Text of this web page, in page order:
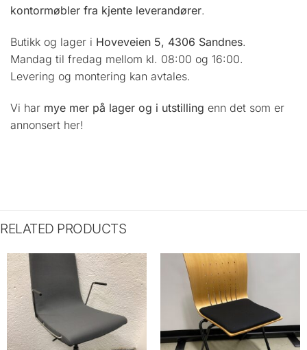
kontormøbler fra kjente leverandører.
Butikk og lager i Hoveveien 5, 4306 Sandnes.
Mandag til fredag mellom kl. 08:00 og 16:00.
Levering og montering kan avtales.
Vi har mye mer på lager og i utstilling enn det som er
annonsert her!
RELATED PRODUCTS